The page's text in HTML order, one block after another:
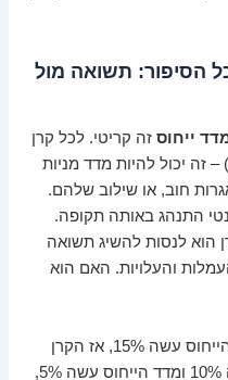
הסיפור: תשואה מול
ייחוס זה קריטי. לכל קרן
נאמנות יש מדד ייחוס (Benchmark) – זה יכול להיות מדד מניות
מדד ת"א 125), מדד אגרות חוב, או שילוב שלהם.
התנהג באותה תקופה.
לנסות להשיג תשואה
והעלויות. האם הוא
אם הקרן עשתה 10% בשנה, ומדד הייחוס עשה 15%, אז הקרן
"פיגרה" אחרי השוק. אם היא עשתה 10% ומדד הייחוס עשה 5%,